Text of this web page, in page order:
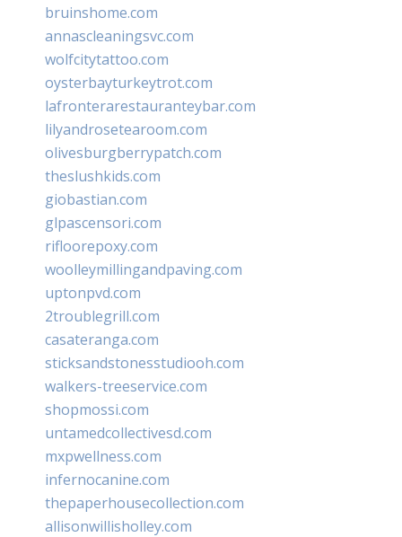
bruinshome.com
annascleaningsvc.com
wolfcitytattoo.com
oysterbayturkeytrot.com
lafronterarestauranteybar.com
lilyandrosetearoom.com
olivesburgberrypatch.com
theslushkids.com
giobastian.com
glpascensori.com
rifloorepoxy.com
woolleymillingandpaving.com
uptonpvd.com
2troublegrill.com
casateranga.com
sticksandstonesstudiooh.com
walkers-treeservice.com
shopmossi.com
untamedcollectivesd.com
mxpwellness.com
infernocanine.com
thepaperhousecollection.com
allisonwillisholley.com